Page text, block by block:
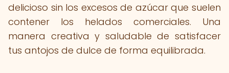
delicioso sin los excesos de azúcar que suelen
contener los helados comerciales. Una
manera creativa y saludable de satisfacer
tus antojos de dulce de forma equilibrada.